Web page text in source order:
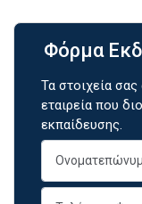
Φόρμα
Τα στοιχεία
εταιρεία που
εκπαίδευσης.